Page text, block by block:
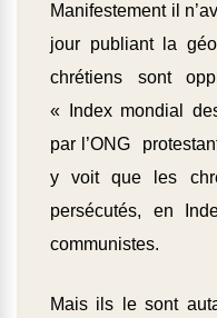
Manifestement il
jour publiant la
chrétiens sont
« Index mondial
par l’ONG
y voit que les
persécutés, en
communistes.
Mais ils le sont